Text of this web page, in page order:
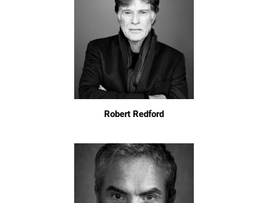
Robert Redford